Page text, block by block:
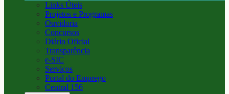
Links Úteis
Projetos e Programas
Ouvidoria
Concursos
Diário Oficial
Transparência
e-SIC
Serviços
Portal do Emprego
Central 156